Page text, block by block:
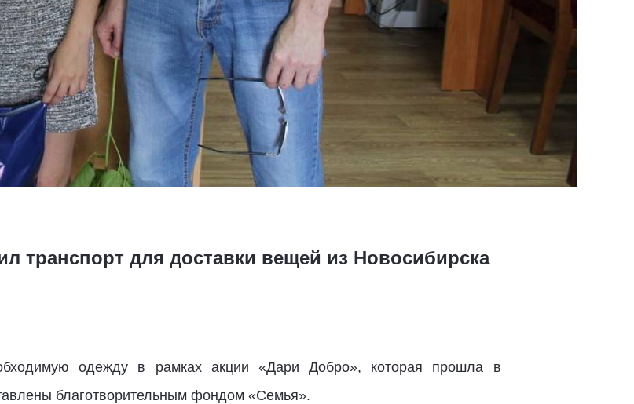
транспорт для доставки вещей из Новосибирска
одежду в рамках акции «Дари Добро», которая прошла в
благотворительным фондом «Семья».